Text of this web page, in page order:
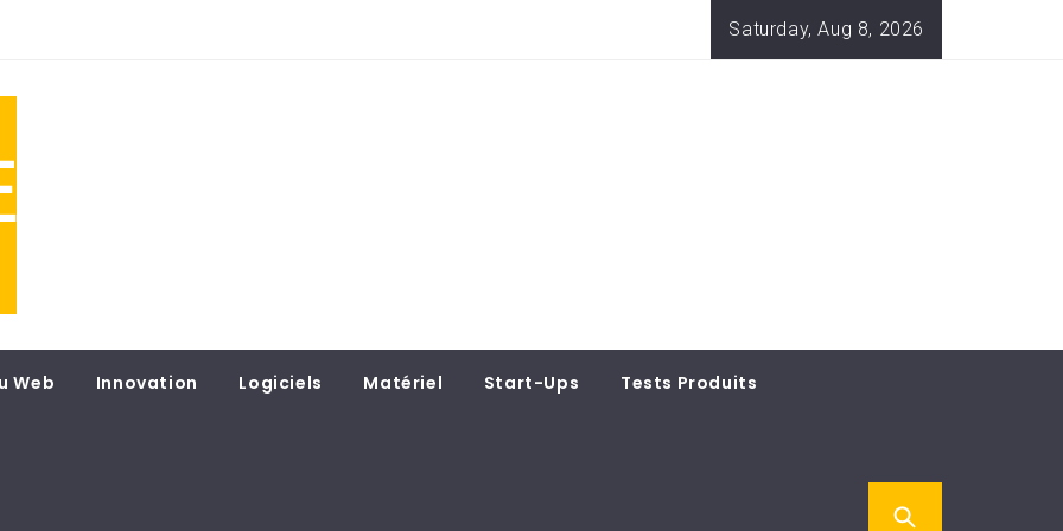
Saturday, Aug 8, 2026
Web Innovation Logiciels Matériel Start-Ups Tests Produits